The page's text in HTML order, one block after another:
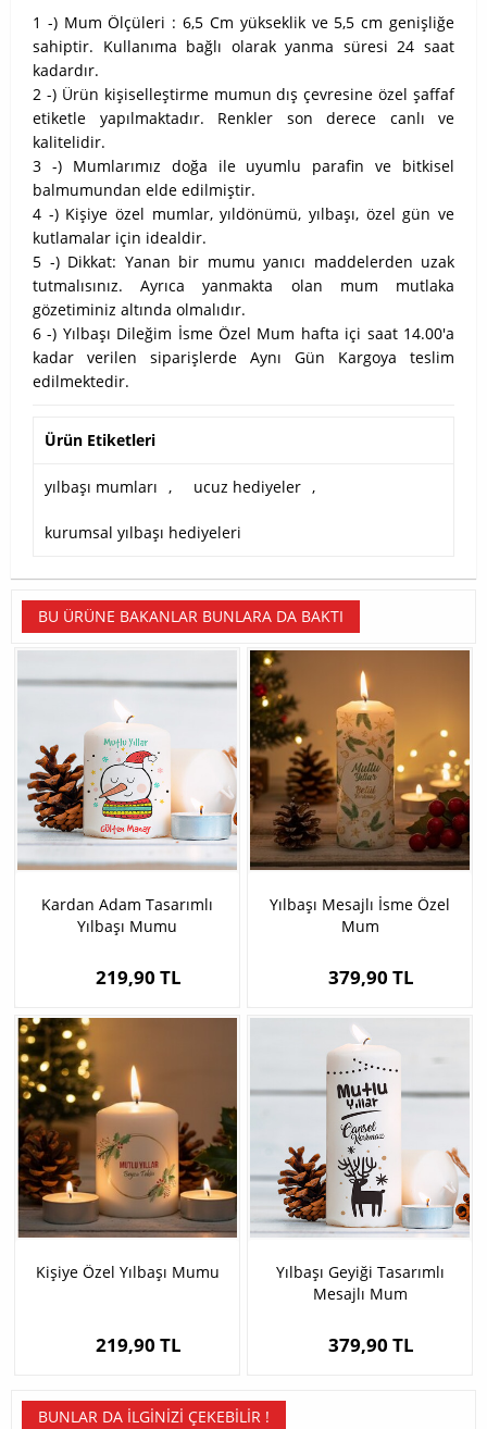
1 -) Mum Ölçüleri : 6,5 Cm yükseklik ve 5,5 cm genişliğe
sahiptir. Kullanıma bağlı olarak yanma süresi 24 saat
kadardır.
2 -) Ürün kişiselleştirme mumun dış çevresine özel şaffaf
etiketle yapılmaktadır. Renkler son derece canlı ve
kalitelidir.
3 -) Mumlarımız doğa ile uyumlu parafin ve bitkisel
balmumundan elde edilmiştir.
4 -) Kişiye özel mumlar, yıldönümü, yılbaşı, özel gün ve
kutlamalar için idealdir.
5 -) Dikkat: Yanan bir mumu yanıcı maddelerden uzak
tutmalısınız. Ayrıca yanmakta olan mum mutlaka
gözetiminiz altında olmalıdır.
6 -) Yılbaşı Dileğim İsme Özel Mum hafta içi saat 14.00'a
kadar verilen siparişlerde Aynı Gün Kargoya teslim
edilmektedir.
Ürün Etiketleri
yılbaşı mumları , ucuz hediyeler ,
kurumsal yılbaşı hediyeleri
BU ÜRÜNE BAKANLAR BUNLARA DA BAKTI
Kardan Adam Tasarımlı
Yılbaşı Mumu
219,90 TL
Yılbaşı Mesajlı İsme Özel
Mum
379,90 TL
Kişiye Özel Yılbaşı Mumu
219,90 TL
Yılbaşı Geyiği Tasarımlı
Mesajlı Mum
379,90 TL
BUNLAR DA İLGINIZI ÇEKEBILIR !